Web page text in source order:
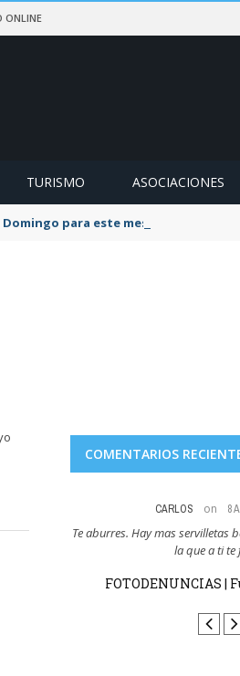
ONLINE
TURISMO ASOCIACIONES
para este mes de agosto
COMENTARIOS
de
CARLOS on 8
Te aburres. Hay mas servilletas
la que a ti te
FOTODENUNCIAS |